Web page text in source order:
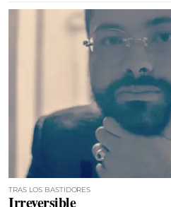
TRAS LOS BASTIDORES
Irreversible